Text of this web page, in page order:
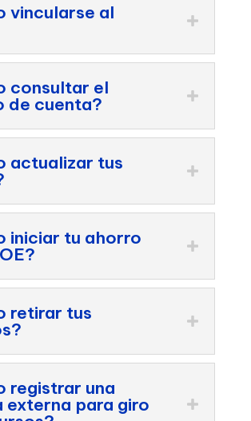
vincularse al
consultar el
de cuenta?
actualizar tus
iniciar tu ahorro
retirar tus
registrar una
externa para giro